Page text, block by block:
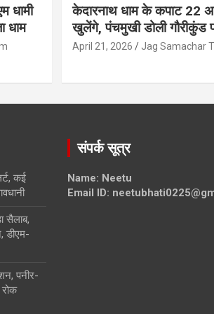
धामी
धाम
केदारनाथ धाम के कपाट 22
खुलेंगे, पंचमुखी डोली गौरीकुंड
April 21, 2026 Jag Samachar
कई
सैलाब,
डीएम-
पनीर-
संपर्क सूत्र
Name: Neetu
Email ID: